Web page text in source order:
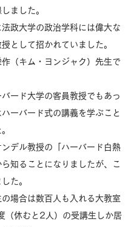
ました。
政大学の政治学科には偉大な
として招かれていました。
（キム・ヨンジャク）先生で
ード大学の客員教授でもあっ
ーバード式の講義を学ぶこと
デル教授の「ハーバード白熱
知ることになりましたが、こ
た。
の場合は数百人も入れる大教室
（休むと2人）の受講生しか居